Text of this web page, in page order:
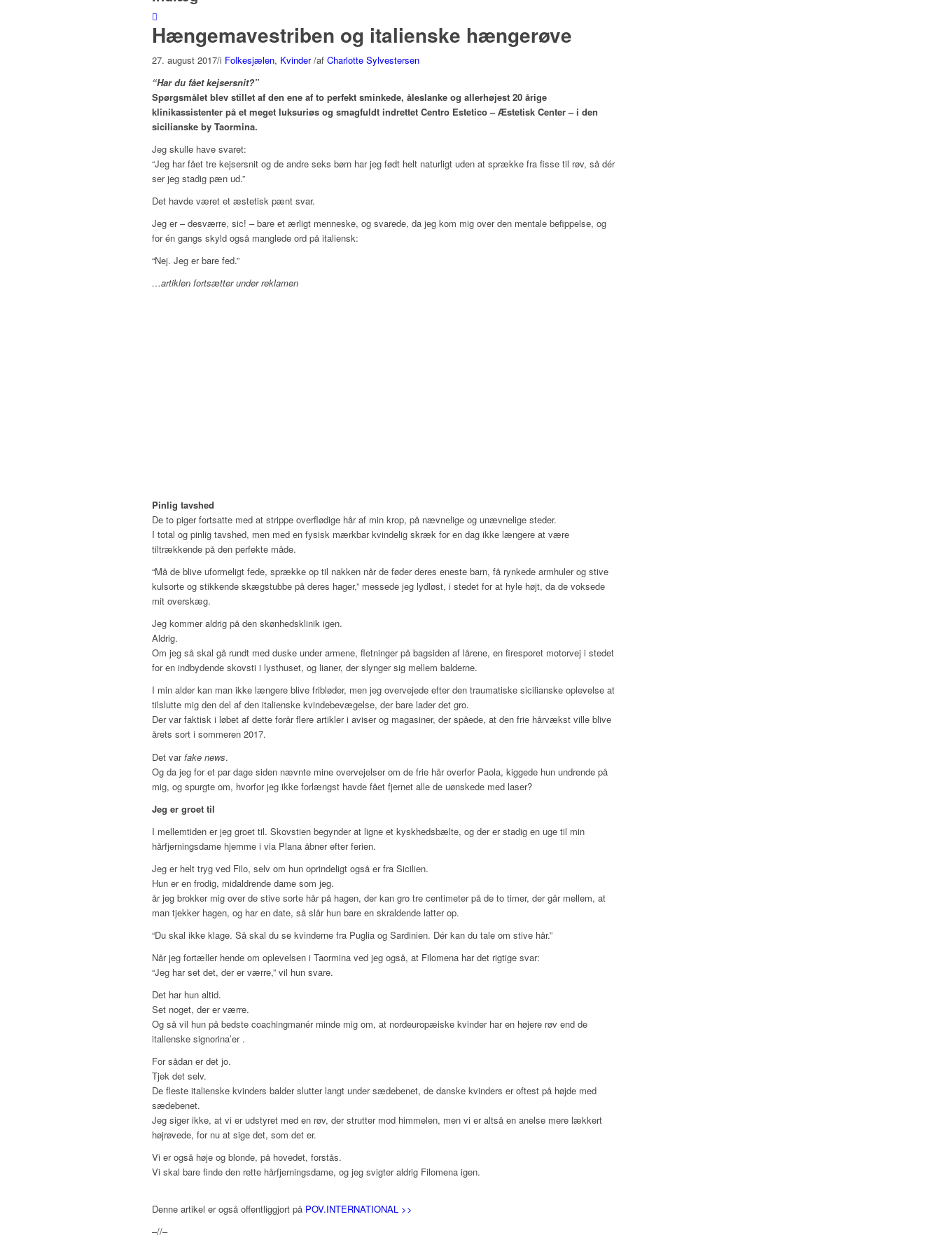
Hængemavestriben og italienske hængerøve
27. august 2017/i Folkesjælen, Kvinder /af Charlotte Sylvestersen
“Har du fået kejsersnit?”
Spørgsmålet blev stillet af den ene af to perfekt sminkede, åleslanke og allerhøjest 20 årige
klinikassistenter på et meget luksuriøs og smagfuldt indrettet Centro Estetico – Æstetisk Center – i den
sicilianske by Taormina.
Jeg skulle have svaret:
“Jeg har fået tre kejsersnit og de andre seks børn har jeg født helt naturligt uden at sprække fra fisse til røv, så dér
ser jeg stadig pæn ud.”
Det havde været et æstetisk pænt svar.
Jeg er – desværre, sic! – bare et ærligt menneske, og svarede, da jeg kom mig over den mentale befippelse, og
for én gangs skyld også manglede ord på italiensk:
“Nej. Jeg er bare fed.”
…artiklen fortsætter under reklamen
Pinlig tavshed
De to piger fortsatte med at strippe overflødige hår af min krop, på nævnelige og unævnelige steder.
I total og pinlig tavshed, men med en fysisk mærkbar kvindelig skræk for en dag ikke længere at være
tiltrækkende på den perfekte måde.
“Må de blive uformeligt fede, sprække op til nakken når de føder deres eneste barn, få rynkede armhuler og stive
kulsorte og stikkende skægstubbe på deres hager,” messede jeg lydløst, i stedet for at hyle højt, da de voksede
mit overskæg.
Jeg kommer aldrig på den skønhedsklinik igen.
Aldrig.
Om jeg så skal gå rundt med duske under armene, fletninger på bagsiden af lårene, en firesporet motorvej i stedet
for en indbydende skovsti i lysthuset, og lianer, der slynger sig mellem balderne.
I min alder kan man ikke længere blive fribløder, men jeg overvejede efter den traumatiske sicilianske oplevelse at
tilslutte mig den del af den italienske kvindebevægelse, der bare lader det gro.
Der var faktisk i løbet af dette forår flere artikler i aviser og magasiner, der spåede, at den frie hårvækst ville blive
årets sort i sommeren 2017.
Det varfake news.
Og da jeg for et par dage siden nævnte mine overvejelser om de frie hår overfor Paola, kiggede hun undrende på
mig, og spurgte om, hvorfor jeg ikke forlængst havde fået fjernet alle de uønskede med laser?
Jeg er groet til
I mellemtiden er jeg groet til. Skovstien begynder at ligne et kyskhedsbælte, og der er stadig en uge til min
hårfjerningsdame hjemme i via Plana åbner efter ferien.
Jeg er helt tryg ved Filo, selv om hun oprindeligt også er fra Sicilien.
Hun er en frodig, midaldrende dame som jeg.
år jeg brokker mig over de stive sorte hår på hagen, der kan gro tre centimeter på de to timer, der går mellem, at
man tjekker hagen, og har en date, så slår hun bare en skraldende latter op.
“Du skal ikke klage. Så skal du se kvinderne fra Puglia og Sardinien. Dér kan du tale om stive hår.”
Når jeg fortæller hende om oplevelsen i Taormina ved jeg også, at Filomena har det rigtige svar:
“Jeg har set det, der er værre,” vil hun svare.
Det har hun altid.
Set noget, der er værre.
Og så vil hun på bedste coachingmanér minde mig om, at nordeuropæiske kvinder har en højere røv end de
italienske signorina’er .
For sådan er det jo.
Tjek det selv.
De fleste italienske kvinders balder slutter langt under sædebenet, de danske kvinders er oftest på højde med
sædebenet.
Jeg siger ikke, at vi er udstyret med en røv, der strutter mod himmelen, men vi er altså en anelse mere lækkert
højrøvede, for nu at sige det, som det er.
Vi er også høje og blonde, på hovedet, forstås.
Vi skal bare finde den rette hårfjerningsdame, og jeg svigter aldrig Filomena igen.
Denne artikel er også offentliggjort på POV.INTERNATIONAL >>
–//–